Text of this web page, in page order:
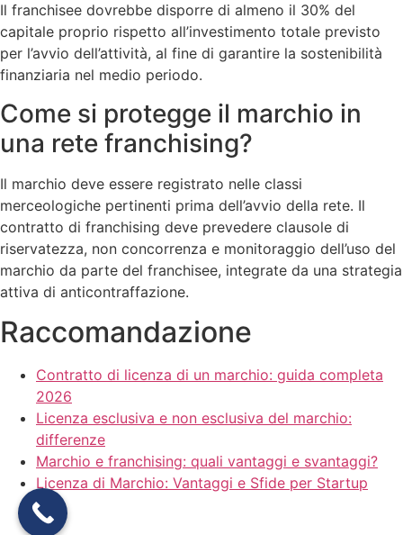
Il franchisee dovrebbe disporre di almeno il 30% del
capitale proprio rispetto all’investimento totale previsto
per l’avvio dell’attività, al fine di garantire la sostenibilità
finanziaria nel medio periodo.
Come si protegge il marchio in
una rete franchising?
Il marchio deve essere registrato nelle classi
merceologiche pertinenti prima dell’avvio della rete. Il
contratto di franchising deve prevedere clausole di
riservatezza, non concorrenza e monitoraggio dell’uso del
marchio da parte del franchisee, integrate da una strategia
attiva di anticontraffazione.
Raccomandazione
Contratto di licenza di un marchio: guida completa
2026
Licenza esclusiva e non esclusiva del marchio:
differenze
Marchio e franchising: quali vantaggi e svantaggi?
Licenza di Marchio: Vantaggi e Sfide per Startup